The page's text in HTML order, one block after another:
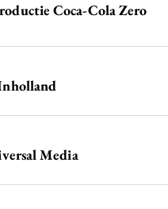
Coca-Cola Zero
Media